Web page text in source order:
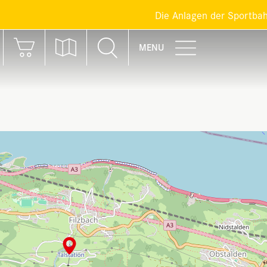
Die Anlagen der Sportbahnen
MENU